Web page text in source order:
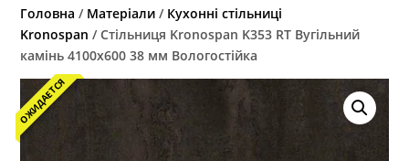
Головна / Матеріали / Кухонні стільниці
Kronospan / Стільниця Kronospan K353 RT Вугільний
камінь 4100х600 38 мм Вологостійка
ОЖИДАЕТСЯ